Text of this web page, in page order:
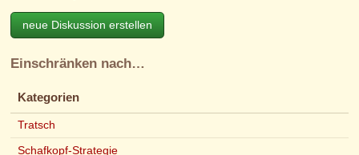
neue Diskussion erstellen
Einschränken nach…
Kategorien
Tratsch
Schafkopf-Strategie